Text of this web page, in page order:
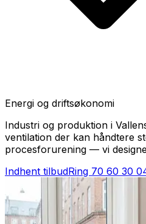
Energi og driftsøkonomi
Industri og produktion i
ventilation der kan håndtere
procesforurening — vi
Indhent tilbudRing 70 60 30